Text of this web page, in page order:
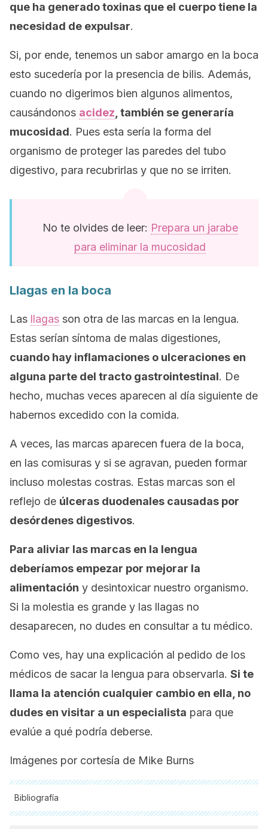
que ha generado toxinas que el cuerpo tiene la
necesidad de expulsar.
Si, por ende, tenemos un sabor amargo en la boca
esto sucedería por la presencia de bilis. Además,
cuando no digerimos bien algunos alimentos,
causándonos acidez , también se generaría
mucosidad. Pues esta sería la forma del
organismo de proteger las paredes del tubo
digestivo, para recubrirlas y que no se irriten.
No te olvides de leer: Prepara un jarabe
para eliminar la mucosidad
Llagas en la boca
Las llagas son otra de las marcas en la lengua.
Estas serían síntoma de malas digestiones,
cuando hay inflamaciones o ulceraciones en
alguna parte del tracto gastrointestinal. De
hecho, muchas veces aparecen al día siguiente de
habernos excedido con la comida.
A veces, las marcas aparecen fuera de la boca,
en las comisuras y si se agravan, pueden formar
incluso molestas costras. Estas marcas son el
reflejo de úlceras duodenales causadas por
desórdenes digestivos.
Para aliviar las marcas en la lengua
deberíamos empezar por mejorar la
alimentación y desintoxicar nuestro organismo.
Si la molestia es grande y las llagas no
desaparecen, no dudes en consultar a tu médico.
Como ves, hay una explicación al pedido de los
médicos de sacar la lengua para observarla. Si te
llama la atención cualquier cambio en ella, no
dudes en visitar a un especialista para que
evalúe a qué podría deberse.
Imágenes por cortesía de Mike Burns
Bibliografía
Todas las fuentes citadas fueron revisadas a profundidad por